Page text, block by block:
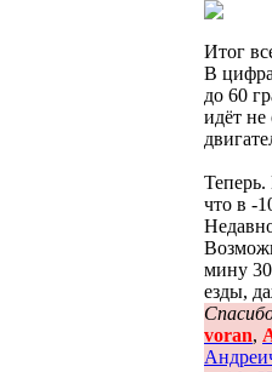
Итог
В
до 60
идёт не
Теперь.
что в -
мину 30
езды,
voran,